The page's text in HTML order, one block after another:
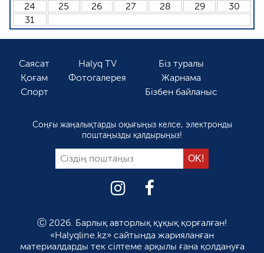
24
25 26 27 28 29
30
31
Саясат
Қоғам
Спорт
Halyq TV
Фотогалерея
Біз туралы
Жарнама
Бізбен байланыс
Соңғы жаңалықтарды оқығыңыз келсе, электронды
поштаңызды қалдырыңыз!
Ⓒ 2026. Барлық авторлық құқық қорғалған!
«Halyqline.kz» сайтында жарияланған
материалдарды тек сілтеме арқылы ғана қолдануға